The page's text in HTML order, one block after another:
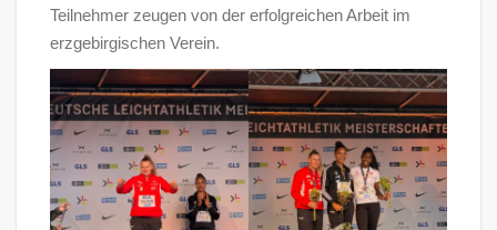
Teilnehmer zeugen von der erfolgreichen Arbeit im
erzgebirgischen Verein.